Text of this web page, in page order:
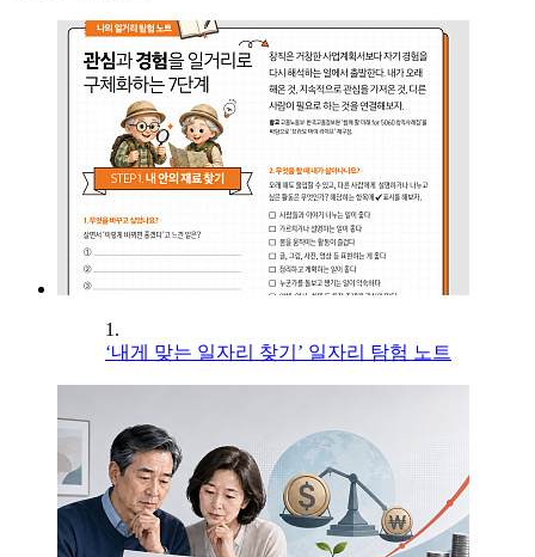
1.
‘내게 맞는 일자리 찾기’ 일자리 탐험 노트